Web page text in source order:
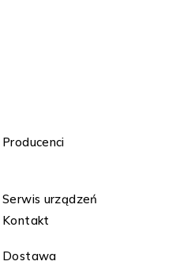
Producenci
Serwis urządzeń
Kontakt
Dostawa